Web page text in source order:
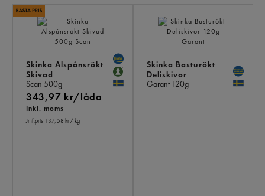
Skinka Alspånsrökt
Skivad
Scan 500g
343,97 kr/låda
Inkl. moms
Jmf.pris 137,58 kr/ kg
Skinka Basturökt
Deliskivor
Garant 120g